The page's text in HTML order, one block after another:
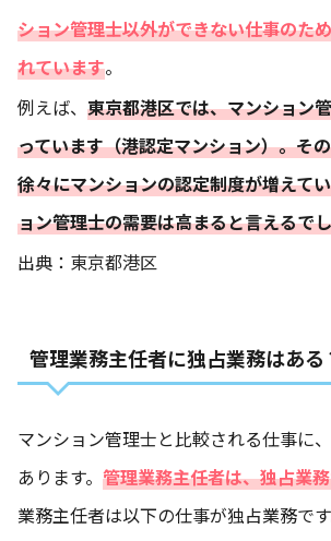
ション管理士以外ができない仕事のた
れています。
例えば、 東京都港区では、マンション
っています（港認定マンション）。そ
徐々にマンションの認定制度が増えて
ョン管理士の需要は高まると言えるで
出典： 東京都港区
管理業務主任者に独占業務はある
マンション管理士と比較される仕事に
あります。 管理業務主任者は、独占業
業務主任者は以下の仕事が独占業務です